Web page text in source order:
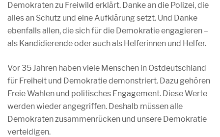
Demokraten zu Freiwild erklärt. Danke an die Polizei, die
alles an Schutz und eine Aufklärung setzt. Und Danke
ebenfalls allen, die sich für die Demokratie engagieren –
als Kandidierende oder auch als Helferinnen und Helfer.
Vor 35 Jahren haben viele Menschen in Ostdeutschland
für Freiheit und Demokratie demonstriert. Dazu gehören
Freie Wahlen und politisches Engagement. Diese Werte
werden wieder angegriffen. Deshalb müssen alle
Demokraten zusammenrücken und unsere Demokratie
verteidigen.